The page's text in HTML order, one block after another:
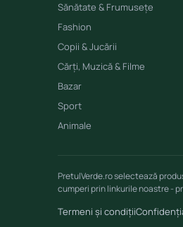
Sănătate & Frumusețe
Fashion
Copii & Jucării
Cărți, Muzică & Filme
Bazar
Sport
Animale
PretulVerde.ro selectează
cumperi prin linkurile noastre -
Termeni și condiții